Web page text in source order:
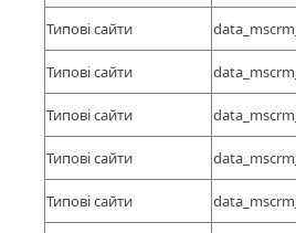
Типові сайти
Типові сайти
Типові сайти
Типові сайти
Типові сайти